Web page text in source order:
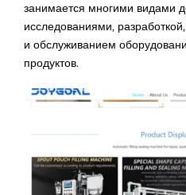
занимается многими видами
исследованиями,
и обслуживанием
продуктов.